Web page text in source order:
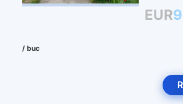
EUR
/ buc